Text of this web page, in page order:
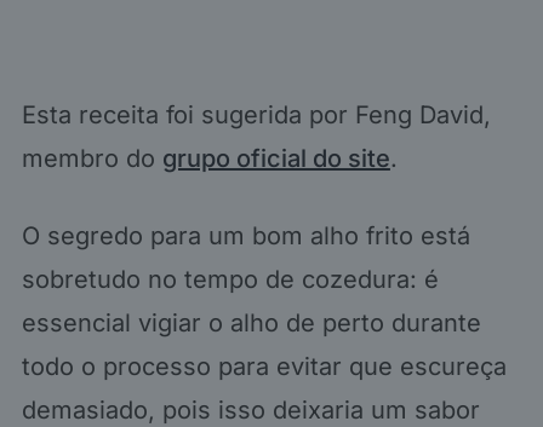
Esta receita foi sugerida por Feng David,
membro do grupo oficial do site.
O segredo para um bom alho frito está
sobretudo no tempo de cozedura: é
essencial vigiar o alho de perto durante
todo o processo para evitar que escureça
demasiado, pois isso deixaria um sabor